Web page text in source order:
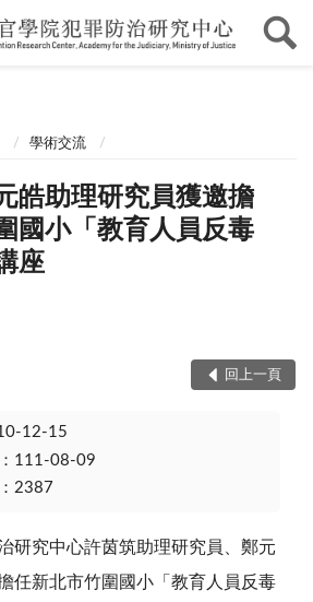
學術交流
皓助理研究員獲邀擔
國小「教育人員反毒
座
回上一頁
12-15
111-08-09
2387
究中心許茵筑助理研究員、鄭元
任新北市竹圍國小「教育人員反毒